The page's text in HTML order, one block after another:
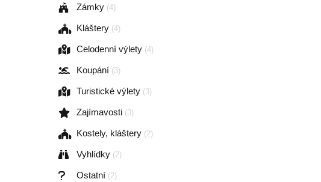
Zámky (4)
Kláštery (4)
Celodenní výlety (4)
Koupání (3)
Turistické výlety (3)
Zajímavosti (3)
Kostely, kláštery (2)
Vyhlídky (2)
Ostatní (2)